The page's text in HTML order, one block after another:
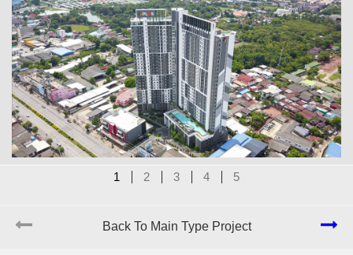
1 2 3 4 5
Back To Main Type Project